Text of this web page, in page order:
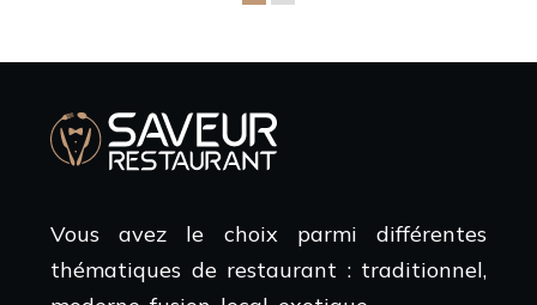
Vous avez le choix parmi différentes
thématiques de restaurant : traditionnel,